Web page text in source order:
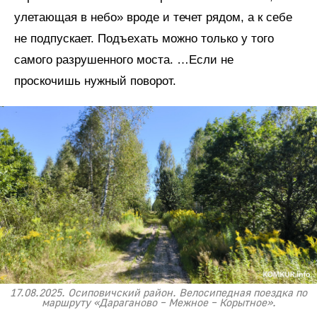
улетающая в небо» вроде и течет рядом, а к себе
не подпускает. Подъехать можно только у того
самого разрушенного моста. …Если не
проскочишь нужный поворот.
17.08.2025. Осиповичский район. Велосипедная поездка по
маршруту «Дараганово – Межное – Корытное».